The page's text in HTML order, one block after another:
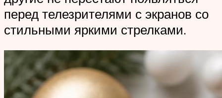
перед телезрителями с экранов со
стильными яркими стрелками.